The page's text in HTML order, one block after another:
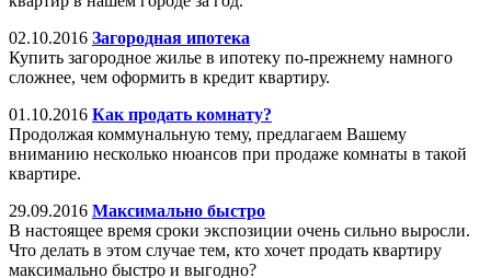
02.10.2016 Загородная ипотека
Купить загородное жилье в ипотеку по-прежнему намного
сложнее, чем оформить в кредит квартиру.
01.10.2016 Как продать комнату?
Продолжая коммунальную тему, предлагаем Вашему
вниманию несколько нюансов при продаже комнаты в такой
квартире.
29.09.2016 Максимально быстро
В настоящее время сроки экспозиции очень сильно выросли.
Что делать в этом случае тем, кто хочет продать квартиру
максимально быстро и выгодно?